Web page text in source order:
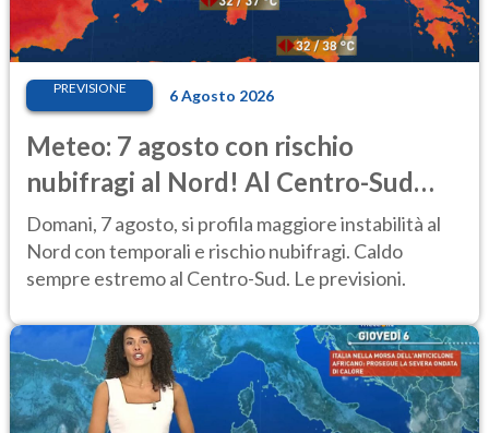
PREVISIONE 6 Agosto 2026
Meteo: 7 agosto con rischio
nubifragi al Nord! Al Centro-Sud
caldo estremo
Domani, 7 agosto, si profila maggiore instabilità al
Nord con temporali e rischio nubifragi. Caldo
sempre estremo al Centro-Sud. Le previsioni.